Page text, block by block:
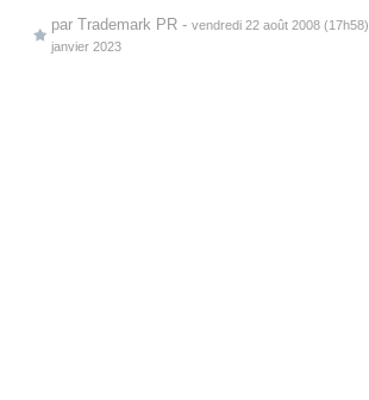
par Trademark PR - vendredi 22 août 2008 (17h58)
janvier 2023